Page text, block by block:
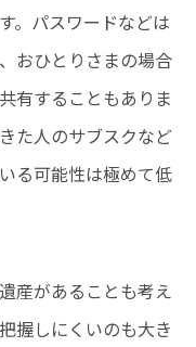
。パスワードなどは
おひとりさまの場合
有することもありま
た人のサブスクなど
る可能性は極めて低
産があることも考え
握しにくいのも大き